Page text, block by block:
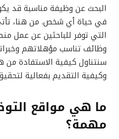
البحث عن وظيفة مناسبة قد
في حياة أي شخص. من هنا،
التي توفر للباحثين عن عمل
وظائف تناسب مؤهلاتهم
سنتناول كيفية الاستفادة من
وكيفية التقديم بفعالية
ما هي مواقع
مهمة؟